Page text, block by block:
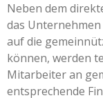
Neben dem
das
auf die
können, werden
Mitarbeiter an
entsprechende